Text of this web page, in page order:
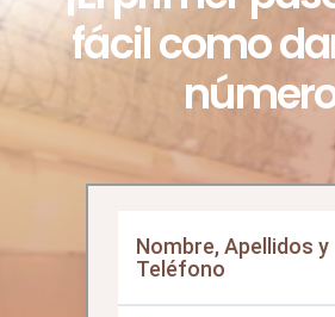
QUEREMOS
¡El primer
fácil como